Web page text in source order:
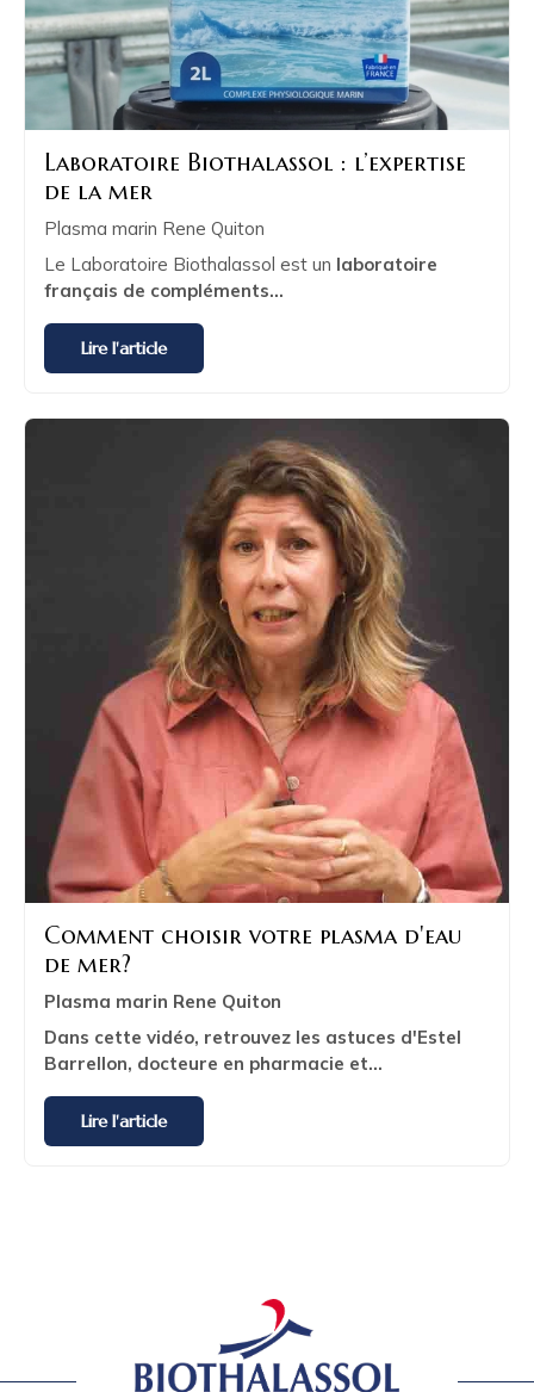
Laboratoire Biothalassol : l’expertise
de la mer
Plasma marin Rene Quiton
Le Laboratoire Biothalassol est un laboratoire
français de compléments...
Lire l'article
Comment choisir votre plasma d'eau
de mer?
Plasma marin Rene Quiton
Dans cette vidéo, retrouvez les astuces d'Estel
Barrellon, docteure en pharmacie et...
Lire l'article